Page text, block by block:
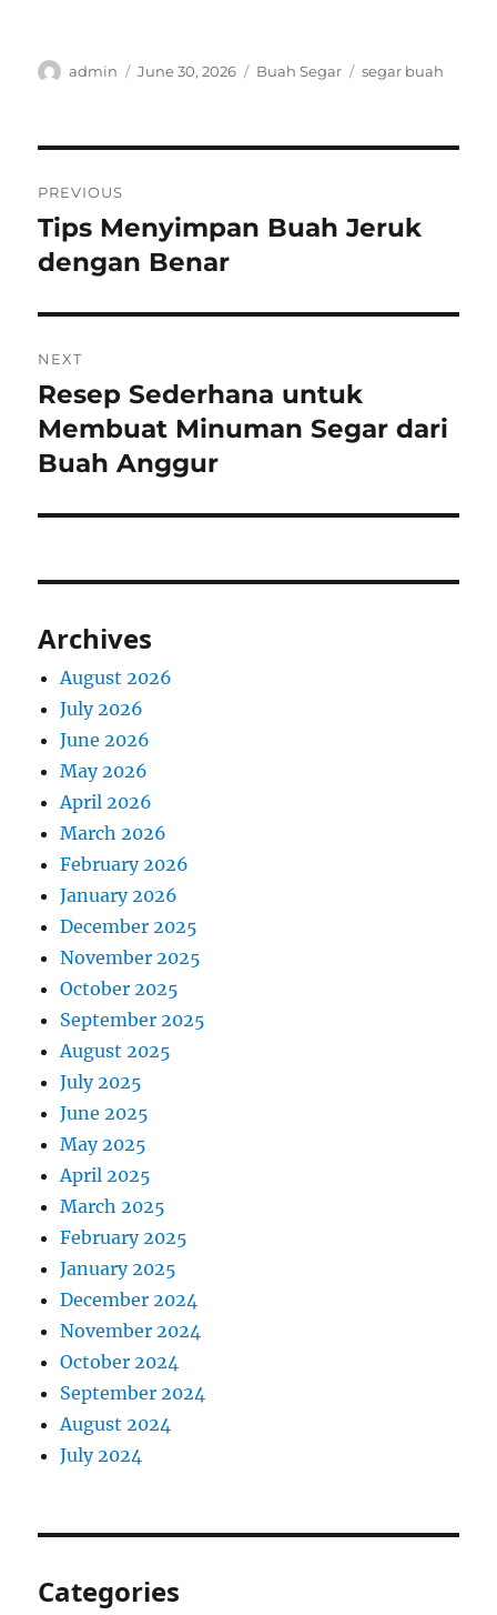
Author
admin
Posted
June 30, 2026 Categories
Buah Segar Tags
segar buah
navigation
PREVIOUS
Previous
post:
Tips Menyimpan Buah Jeruk
dengan Benar
NEXT
Next
post:
Resep Sederhana untuk
Membuat Minuman Segar dari
Buah Anggur
Archives
August 2026
July 2026
June 2026
May 2026
April 2026
March 2026
February 2026
January 2026
December 2025
November 2025
October 2025
September 2025
August 2025
July 2025
June 2025
May 2025
April 2025
March 2025
February 2025
January 2025
December 2024
November 2024
October 2024
September 2024
August 2024
July 2024
Categories